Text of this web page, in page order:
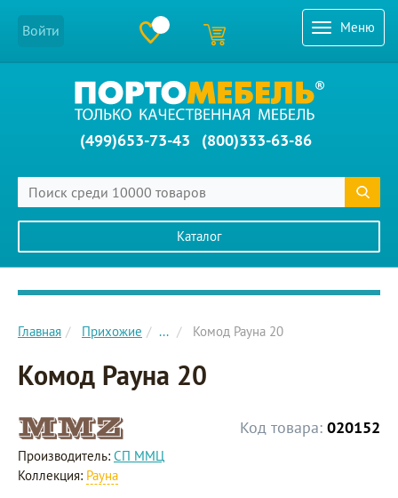
Меню
Войти
(499)653-73-43 (800)333-63-86
Каталог
Главное меню сайта
Главная Прихожие ... Комод Рауна 20
Комод Рауна 20
Код товара: 020152
Производитель: СП ММЦ
Коллекция: Рауна